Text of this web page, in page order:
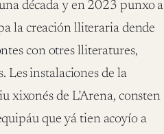
década y en 2023 punxo a
la creación lliteraria dende
con otres lliteratures,
Les instalaciones de la
xixonés de L’Arena, consten
que yá tien acoyío a